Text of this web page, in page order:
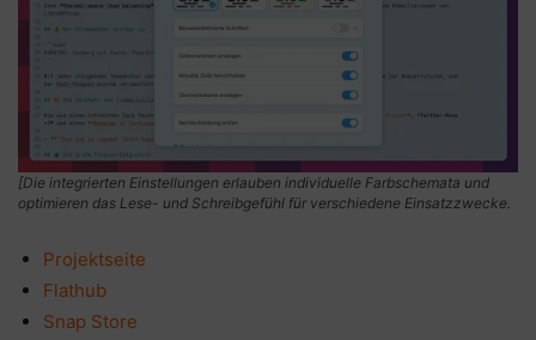
[Die integrierten Einstellungen erlauben individuelle Farbschemata und
optimieren das Lese- und Schreibgefühl für verschiedene Einsatzzwecke.
Projektseite
Flathub
Snap Store